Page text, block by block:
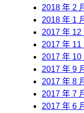
2018 年 2
2018 年 1
2017 年 12
2017 年 11
2017 年 10
2017 年 9
2017 年 8
2017 年 7
2017 年 6